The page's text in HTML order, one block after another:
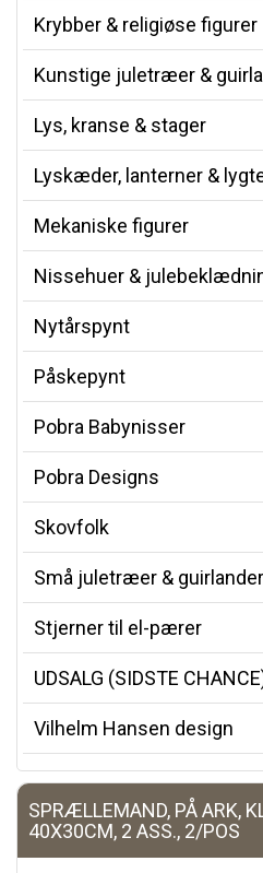
Krybber & religiøse figurer
Kunstige juletræer &
Lys, kranse & stager
Lyskæder, lanterner &
Mekaniske figurer
Nissehuer &
Nytårspynt
Påskepynt
Pobra Babynisser
Pobra Designs
Skovfolk
Små juletræer & guirlander
Stjerner til el-pærer
UDSALG (SIDSTE
Vilhelm Hansen design
SPRÆLLEMAND, PÅ ARK,
40X30CM, 2 ASS., 2/POS